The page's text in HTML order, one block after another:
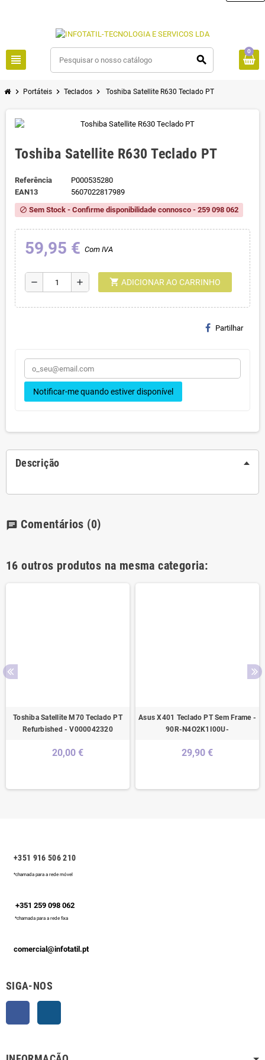
view_headline search
0
chevron_right Portáteis chevron_right Teclados chevron_right Toshiba Satellite R630 Teclado PT
Toshiba Satellite R630 Teclado PT
Referência
P000535280
EAN13
5607022817989
block Sem Stock - Confirme disponibilidade connosco - 259 098 062
59,95 € Com IVA
remove add shopping_cart ADICIONAR AO CARRINHO
Partilhar
Notificar-me quando estiver disponível
Descrição
chat Comentários (0)
16 outros produtos na mesma categoria:
Toshiba Satellite M70 Teclado PT
Refurbished - V000042320
20,00 €
Asus X401 Teclado PT Sem Frame -
90R-N4O2K1I00U-
29,90 €
+351 916 506 210
*chamada para a rede móvel
+351 259 098 062
*chamada para a rede fixa
comercial@infotatil.pt
SIGA-NOS